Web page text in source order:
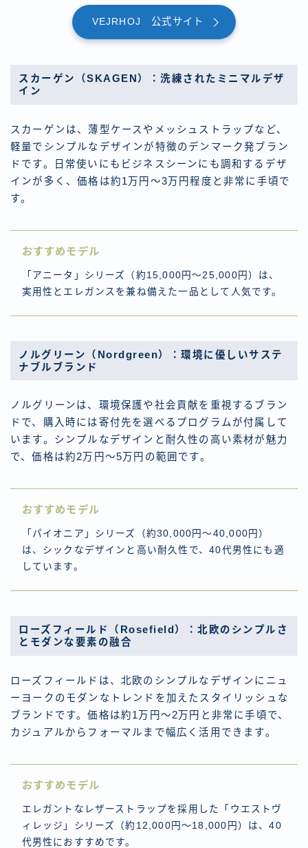
VEJRHOJ 公式サイト
スカーゲン（SKAGEN）：洗練されたミニマルデザ
イン
スカーゲンは、薄型ケースやメッシュストラップなど、
軽量でシンプルなデザインが特徴のデンマーク発ブラン
ドです。日常使いにもビジネスシーンにも調和するデザ
インが多く、価格は約1万円～3万円程度と非常に手頃で
す。
おすすめモデル
「アニータ」シリーズ（約15,000円～25,000円）は、
実用性とエレガンスを兼ね備えた一品として人気です。
ノルグリーン（Nordgreen）：環境に優しいサステ
ナブルブランド
ノルグリーンは、環境保護や社会貢献を重視するブラン
ドで、購入時には寄付先を選べるプログラムが付属して
います。シンプルなデザインと耐久性の高い素材が魅力
で、価格は約2万円～5万円の範囲です。
おすすめモデル
「パイオニア」シリーズ（約30,000円～40,000円）
は、シックなデザインと高い耐久性で、40代男性にも適
しています。
ローズフィールド（Rosefield）：北欧のシンプルさ
とモダンな要素の融合
ローズフィールドは、北欧のシンプルなデザインにニュ
ーヨークのモダンなトレンドを加えたスタイリッシュな
ブランドです。価格は約1万円～2万円と非常に手頃で、
カジュアルからフォーマルまで幅広く活用できます。
おすすめモデル
エレガントなレザーストラップを採用した「ウエストヴ
ィレッジ」シリーズ（約12,000円～18,000円）は、40
代男性におすすめです。